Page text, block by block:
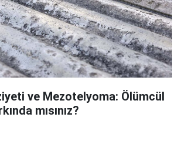
ve Mezotelyoma: Ölümcül
mısınız?